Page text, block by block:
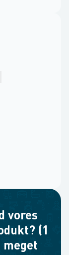
vores
(1